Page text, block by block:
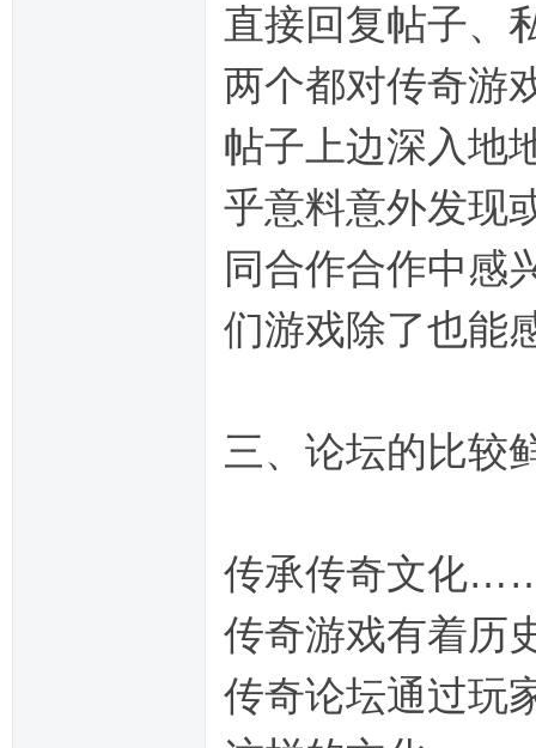
直接回复帖子、
两个都对传奇游
帖子上边深入地
乎意料意外发现
同合作合作中感
们游戏除了也能
三、论坛的比较
传承传奇文化
传奇游戏有着
传奇论坛通过玩